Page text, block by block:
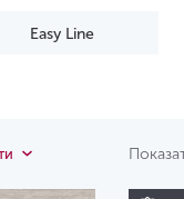
Easy Line